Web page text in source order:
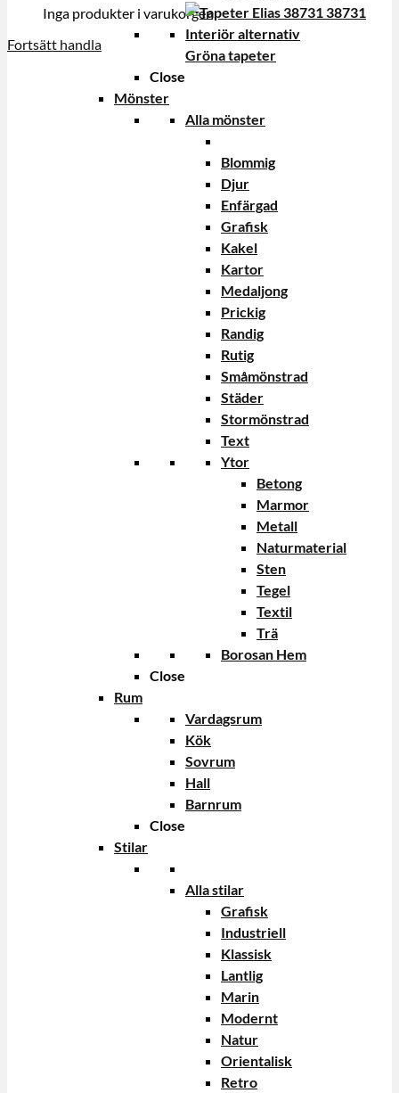
Inga produkter i varukorgen.
Fortsätt handla
Gröna tapeter
Close
Mönster
Alla mönster
Blommig
Djur
Enfärgad
Grafisk
Kakel
Kartor
Medaljong
Prickig
Randig
Rutig
Småmönstrad
Städer
Stormönstrad
Text
Ytor
Betong
Marmor
Metall
Naturmaterial
Sten
Tegel
Textil
Trä
Borosan Hem
Close
Rum
Vardagsrum
Kök
Sovrum
Hall
Barnrum
Close
Stilar
Alla stilar
Grafisk
Industriell
Klassisk
Lantlig
Marin
Modernt
Natur
Orientalisk
Retro